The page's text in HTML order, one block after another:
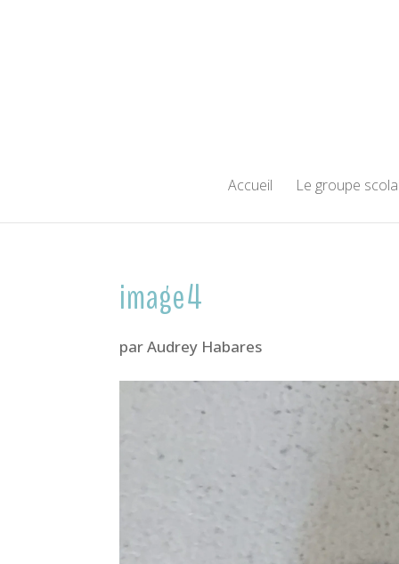
Accueil Le groupe
image4
parAudrey Habares